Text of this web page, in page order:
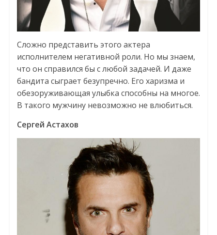
Сложно представить этого актера
исполнителем негативной роли. Но мы знаем,
что он справился бы с любой задачей. И даже
бандита сыграет безупречно. Его харизма и
обезоруживающая улыбка способны на многое.
В такого мужчину невозможно не влюбиться.
Сергей Астахов